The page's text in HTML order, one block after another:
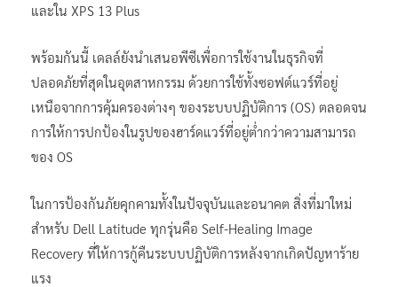
และใน XPS 13 Plus
พร้อมกันนี้ เดลล์ยังนำเสนอพีซีเพื่อการใช้งานในธุรกิจที่
ปลอดภัยที่สุดในอุตสาหกรรม ด้วยการใช้ทั้งซอฟต์แวร์ที่อยู่
เหนือจากการคุ้มครองต่างๆ ของระบบปฏิบัติการ (OS) ตลอดจน
การให้การปกป้องในรูปของฮาร์ดแวร์ที่อยู่ต่ำกว่าความสามารถ
ของ OS
ในการป้องกันภัยคุกคามทั้งในปัจจุบันและอนาคต สิ่งที่มาใหม่
สำหรับ Dell Latitude ทุกรุ่นคือ Self-Healing Image
Recovery ที่ให้การกู้คืนระบบปฏิบัติการหลังจากเกิดปัญหาร้าย
แรง